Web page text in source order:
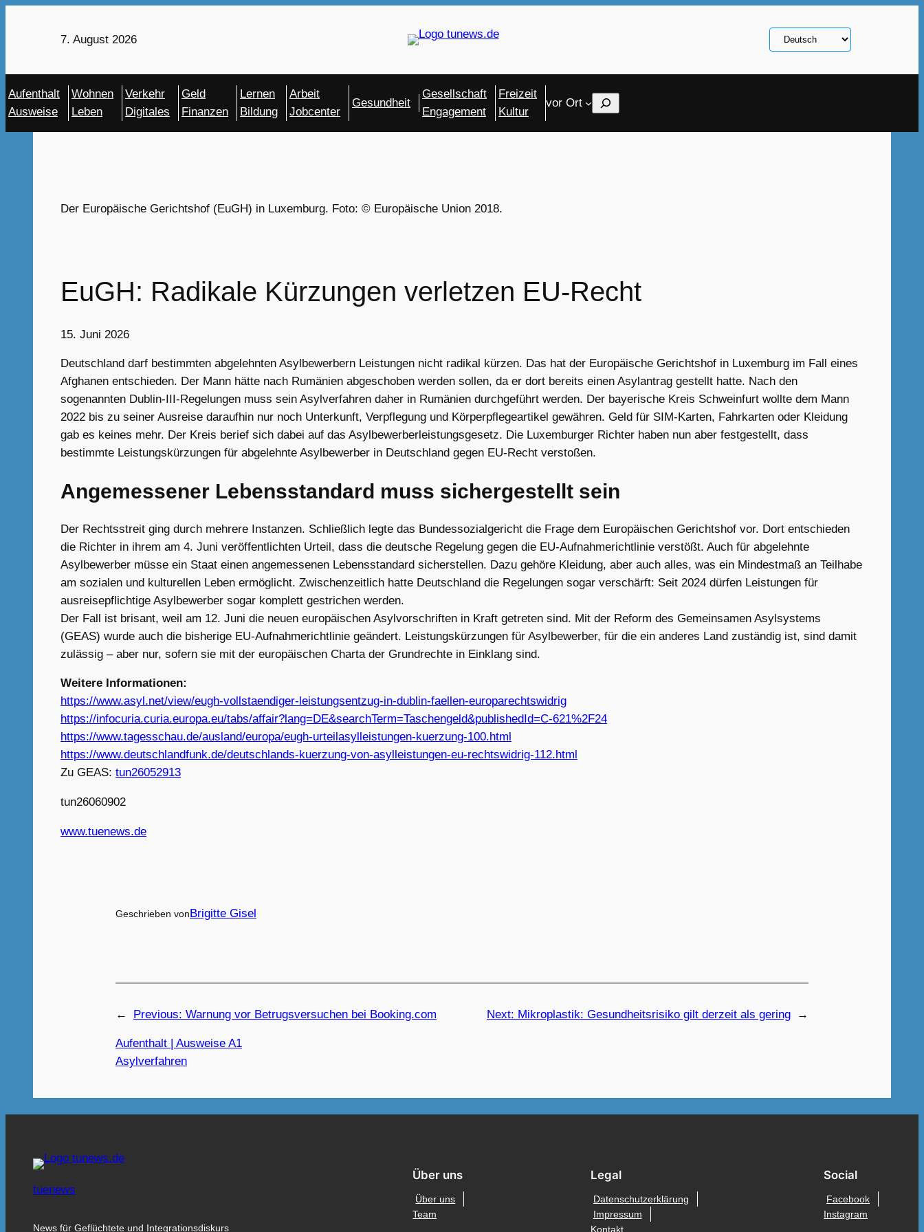
7. August 2026
Sprache
auswählen
Aufenthalt
Ausweise
Wohnen
Leben
Verkehr
Digitales
Geld
Finanzen
Lernen
Bildung
Arbeit
Jobcenter
Gesundheit
Gesellschaft
Engagement
Freizeit
Kultur
vor Ort Search
Der Europäische Gerichtshof (EuGH) in Luxemburg. Foto: © Europäische Union 2018.
EuGH: Radikale Kürzungen verletzen EU-Recht
15. Juni 2026
Deutschland darf bestimmten abgelehnten Asylbewerbern Leistungen nicht radikal kürzen. Das hat der Europäische Gerichtshof in Luxemburg im Fall eines
Afghanen entschieden. Der Mann hätte nach Rumänien abgeschoben werden sollen, da er dort bereits einen Asylantrag gestellt hatte. Nach den
sogenannten Dublin-III-Regelungen muss sein Asylverfahren daher in Rumänien durchgeführt werden. Der bayerische Kreis Schweinfurt wollte dem Mann
2022 bis zu seiner Ausreise daraufhin nur noch Unterkunft, Verpflegung und Körperpflegeartikel gewähren. Geld für SIM-Karten, Fahrkarten oder Kleidung
gab es keines mehr. Der Kreis berief sich dabei auf das Asylbewerberleistungsgesetz. Die Luxemburger Richter haben nun aber festgestellt, dass
bestimmte Leistungskürzungen für abgelehnte Asylbewerber in Deutschland gegen EU-Recht verstoßen.
Angemessener Lebensstandard muss sichergestellt sein
Der Rechtsstreit ging durch mehrere Instanzen. Schließlich legte das Bundessozialgericht die Frage dem Europäischen Gerichtshof vor. Dort entschieden
die Richter in ihrem am 4. Juni veröffentlichten Urteil, dass die deutsche Regelung gegen die EU-Aufnahmerichtlinie verstößt. Auch für abgelehnte
Asylbewerber müsse ein Staat einen angemessenen Lebensstandard sicherstellen. Dazu gehöre Kleidung, aber auch alles, was ein Mindestmaß an Teilhabe
am sozialen und kulturellen Leben ermöglicht. Zwischenzeitlich hatte Deutschland die Regelungen sogar verschärft: Seit 2024 dürfen Leistungen für
ausreisepflichtige Asylbewerber sogar komplett gestrichen werden.
Der Fall ist brisant, weil am 12. Juni die neuen europäischen Asylvorschriften in Kraft getreten sind. Mit der Reform des Gemeinsamen Asylsystems
(GEAS) wurde auch die bisherige EU-Aufnahmerichtlinie geändert. Leistungskürzungen für Asylbewerber, für die ein anderes Land zuständig ist, sind damit
zulässig – aber nur, sofern sie mit der europäischen Charta der Grundrechte in Einklang sind.
Weitere Informationen:
https://www.asyl.net/view/eugh-vollstaendiger-leistungsentzug-in-dublin-faellen-europarechtswidrig
https://infocuria.curia.europa.eu/tabs/affair?lang=DE&searchTerm=Taschengeld&publishedId=C-621%2F24
https://www.tagesschau.de/ausland/europa/eugh-urteilasylleistungen-kuerzung-100.html
https://www.deutschlandfunk.de/deutschlands-kuerzung-von-asylleistungen-eu-rechtswidrig-112.html
Zu GEAS: tun26052913
tun26060902
www.tuenews.de
Geschrieben vonBrigitte Gisel
← Previous: Warnung vor Betrugsversuchen bei Booking.com Next: Mikroplastik: Gesundheitsrisiko gilt derzeit als gering →
Aufenthalt | Ausweise A1
Asylverfahren
tuenews
News für Geflüchtete und Integrationsdiskurs
Über uns
Über uns
Team
Legal
Datenschutzerklärung
Impressum
Kontakt
Social
Facebook
Instagram